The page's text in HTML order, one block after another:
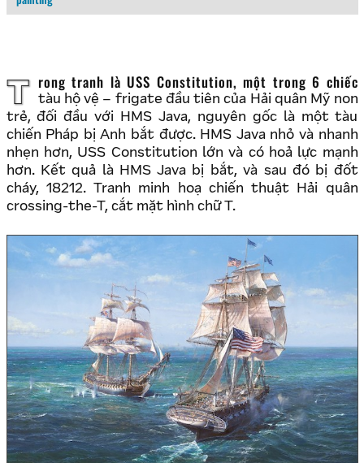
Trong tranh là USS Constitution, một trong 6 chiếc
tàu hộ vệ – frigate đầu tiên của Hải quân Mỹ non
trẻ, đối đầu với HMS Java, nguyên gốc là một tàu
chiến Pháp bị Anh bắt được. HMS Java nhỏ và nhanh
nhẹn hơn, USS Constitution lớn và có hoả lực mạnh
hơn. Kết quả là HMS Java bị bắt, và sau đó bị đốt
cháy, 18212. Tranh minh hoạ chiến thuật Hải quân
crossing-the-T, cắt mặt hình chữ T.